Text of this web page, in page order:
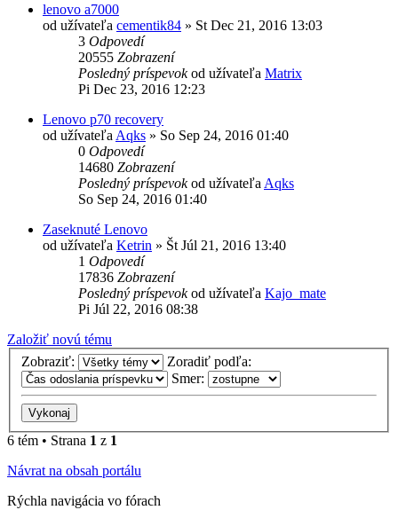
lenovo a7000
od užívateľa cementik84 » St Dec 21, 2016 13:03
3 Odpovedí
20555 Zobrazení
Posledný príspevokod užívateľa Matrix
Pi Dec 23, 2016 12:23
Lenovo p70 recovery
od užívateľa Aqks » So Sep 24, 2016 01:40
0 Odpovedí
14680 Zobrazení
Posledný príspevokod užívateľa Aqks
So Sep 24, 2016 01:40
Zaseknuté Lenovo
od užívateľa Ketrin » Št Júl 21, 2016 13:40
1 Odpovedí
17836 Zobrazení
Posledný príspevokod užívateľa Kajo_mate
Pi Júl 22, 2016 08:38
Založiť novú tému
Zobraziť:
Zoradiť podľa:
Smer:
6 tém • Strana 1 z 1
Návrat na obsah portálu
Rýchla navigácia vo fórach